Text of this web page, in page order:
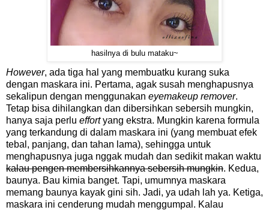
hasilnya di bulu mataku~
However, ada tiga hal yang membuatku kurang suka
dengan maskara ini. Pertama, agak susah menghapusnya
sekalipun dengan menggunakan eyemakeup remover.
Tetap bisa dihilangkan dan dibersihkan sebersih mungkin,
hanya saja perlu effortyang ekstra. Mungkin karena formula
yang terkandung di dalam maskara ini (yang membuat efek
tebal, panjang, dan tahan lama), sehingga untuk
menghapusnya juga nggak mudah dan sedikit makan waktu
kalau pengen membersihkannya sebersih mungkin. Kedua,
baunya. Bau kimia banget. Tapi, umumnya maskara
memang baunya kayak gini sih. Jadi, ya udah lah ya. Ketiga,
maskara ini cenderung mudah menggumpal. Kalau